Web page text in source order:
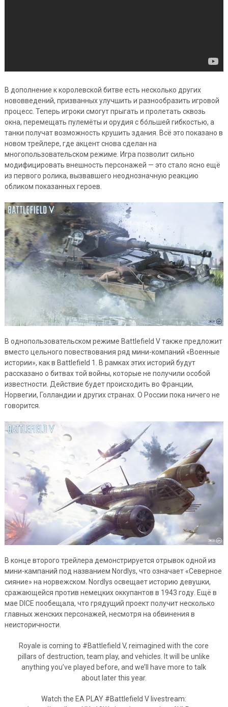
В дополнение к королевской битве есть несколько других
нововведений, призванных улучшить и разнообразить игровой
процесс. Теперь игроки смогут прыгать и пролетать сквозь
окна, перемещать пулемёты и орудия с бо́льшей гибкостью, а
танки получат возможность крушить здания. Всё это показано в
новом трейлере, где акцент снова сделан на
многопользовательском режиме. Игра позволит сильно
модифицировать внешность персонажей — это стало ясно ещё
из первого ролика, вызвавшего неоднозначную реакцию
обликом показанных героев.
В однопользовательском режиме Battlefield V также предложит
вместо цельного повествования ряд мини-компаний «Военные
истории», как в Battlefield 1. В рамках этих историй будут
рассказано о битвах той войны, которые не получили особой
известности. Действие будет происходить во Франции,
Норвегии, Голландии и других странах. О России пока ничего не
говорится.
В конце второго трейлера демонстрируется отрывок одной из
мини-кампаний под названием Nordlys, что означает «Северное
сияние» на норвежском. Nordlys освещает историю девушки,
сражающейся против немецких оккупантов в 1943 году. Ещё в
мае DICE пообещала, что грядущий проект получит несколько
главных женских персонажей, несмотря на обвинения в
неисторичности.
Royale is coming to #Battlefield V, reimagined with the core
pillars of destruction, team play, and vehicles. It will be unlike
anything you’ve played before, and we’ll have more to talk
about later this year.
Watch the EA PLAY #Battlefield V livestream: